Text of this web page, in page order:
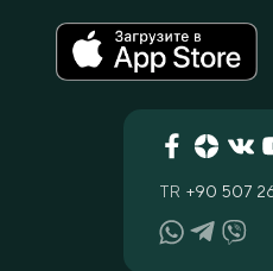
TR +90 507